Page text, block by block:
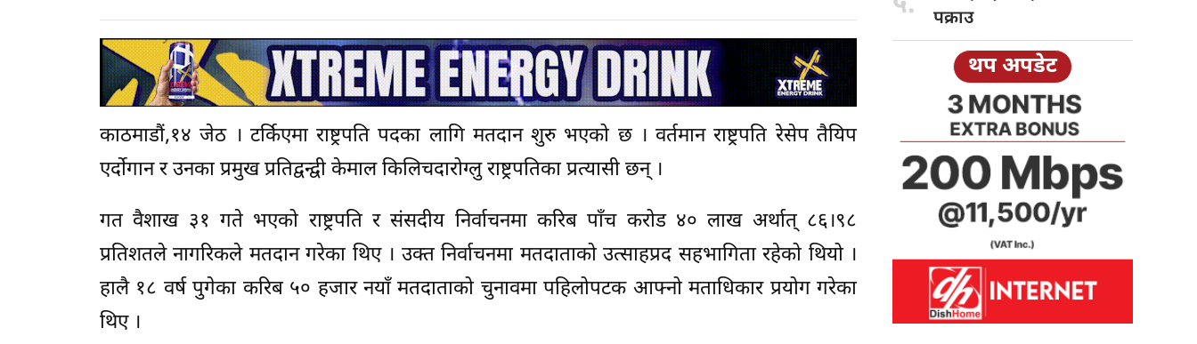
काठमाडौं,१४ जेठ । टर्किएमा राष्ट्रपति पदका लागि मतदान शुरु भएको छ । वर्तमान राष्ट्रपति रेसेप तैयिप
एर्दोगान र उनका प्रमुख प्रतिद्वन्द्वी केमाल किलिचदारोग्लु राष्ट्रपतिका प्रत्यासी छन् ।
गत वैशाख ३१ गते भएको राष्ट्रपति र संसदीय निर्वाचनमा करिब पाँच करोड ४० लाख अर्थात् ८६।९८
प्रतिशतले नागरिकले मतदान गरेका थिए । उक्त निर्वाचनमा मतदाताको उत्साहप्रद सहभागिता रहेको थियो ।
हालै १८ वर्ष पुगेका करिब ५० हजार नयाँ मतदाताको चुनावमा पहिलोपटक आफ्नो मताधिकार प्रयोग गरेका
थिए ।
पक्राउ
थप अपडेट